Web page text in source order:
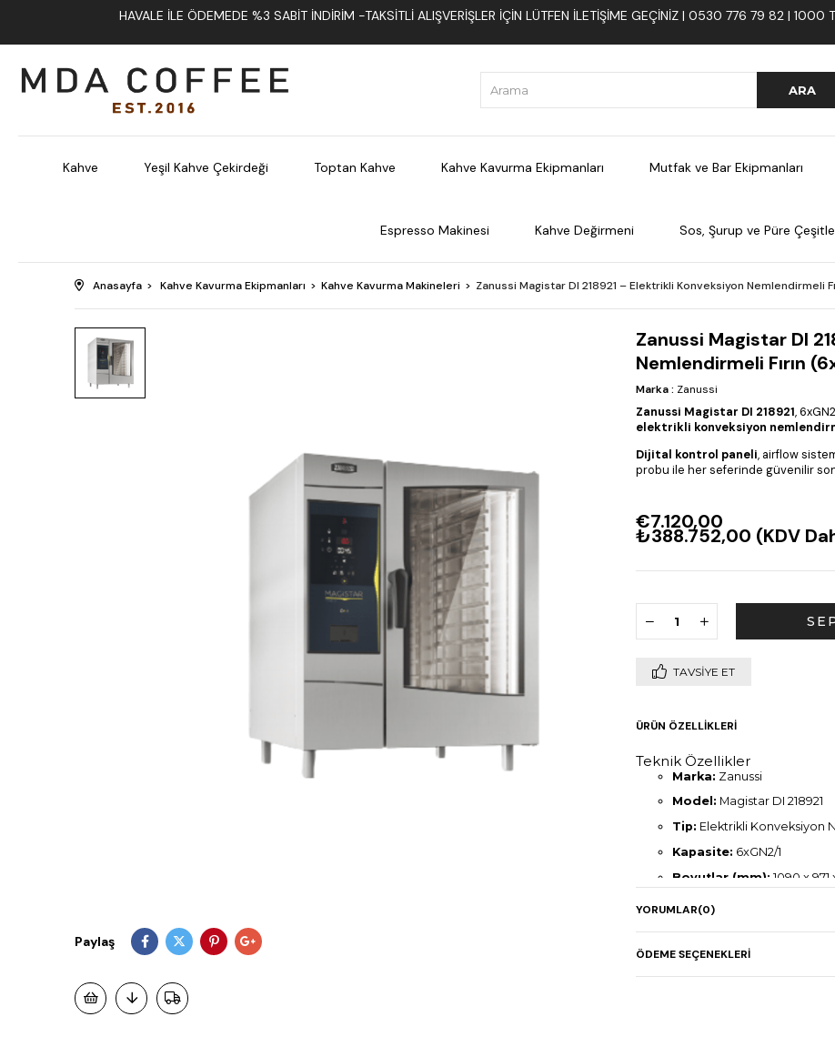
HAVALE İLE ÖDEMEDE %3 SABIT İNDIRIM -TAKSITLI ALIŞVERIŞLER İÇIN LÜTFEN ILETIŞIME GEÇINIZ | 0530 776 79 82 | 1000
Kahve Yeşil Kahve Çekirdeği Toptan Kahve Kahve Kavurma Ekipmanları Mutfak ve Bar Ekipmanları
Espresso Makinesi Kahve Değirmeni Sos, Şurup ve Püre
Anasayfa Kahve Kavurma Ekipmanları Kahve Kavurma Makineleri Zanussi Magistar DI 218921 – Elektrikli Konveksiyon Nemlendirmeli
Paylaş
Zanussi Magistar DI
Nemlendirmeli Fırın
Marka: Zanussi
Zanussi Magistar DI 218921,
elektrikli konveksiyon
Dijital kontrol paneli, airflow
probu ile her seferinde güvenilir
€7.120,00
₺388.752,00 (KDV
TAVSIYE ET
ÜRÜN ÖZELLIKLERI
Teknik Özellikler
Marka: Zanussi
Model: Magistar DI 218921
Tip: Elektrikli Konveksiyon
Kapasite: 6xGN2/1
Boyutlar (mm): 1090 x
Elektrik Gücü:
YORUMLAR(0)
ÖDEME SEÇENEKLERI